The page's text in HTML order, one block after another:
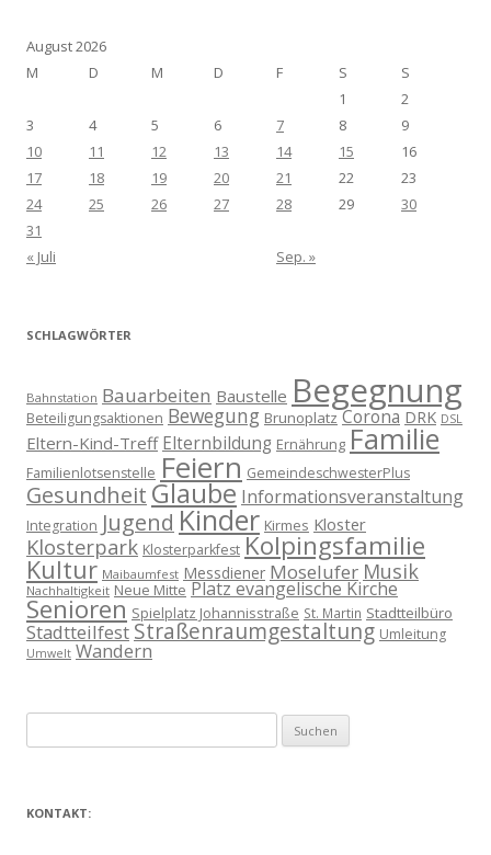
August 2026
M
D M D F S
S
1
2
3
4 5 6 7 8
9
10
11 12 13 14 15
16
17
18 19 20 21 22
23
24
25 26 27 28 29
30
31
« Juli
Sep. »
SCHLAGWÖRTER
Bahnstation Bauarbeiten Baustelle Begegnung
Beteiligungsaktionen Bewegung Brunoplatz Corona DRK DSL
Eltern-Kind-Treff Elternbildung Ernährung Familie
Familienlotsenstelle Feiern GemeindeschwesterPlus
Gesundheit Glaube Informationsveranstaltung
Integration Jugend Kinder Kirmes Kloster
Klosterpark Klosterparkfest Kolpingsfamilie
Kultur Maibaumfest Messdiener Moselufer Musik
Nachhaltigkeit Neue Mitte Platz evangelische Kirche
Senioren Spielplatz Johannisstraße St. Martin Stadtteilbüro
Stadtteilfest Straßenraumgestaltung Umleitung
Umwelt Wandern
nach:
KONTAKT: